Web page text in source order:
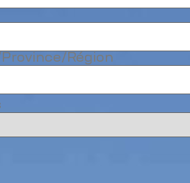
Région